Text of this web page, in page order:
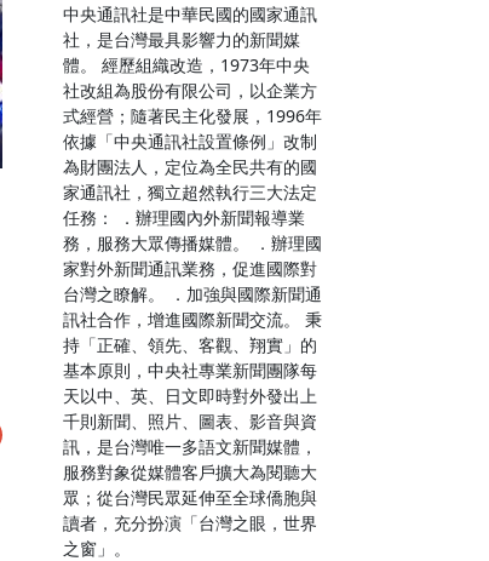
中央通訊社是中華民國的國家通訊
社，是台灣最具影響力的新聞媒
體。 經歷組織改造，1973年中央
社改組為股份有限公司，以企業方
式經營；隨著民主化發展，1996年
依據「中央通訊社設置條例」改制
為財團法人，定位為全民共有的國
家通訊社，獨立超然執行三大法定
任務： ．辦理國內外新聞報導業
務，服務大眾傳播媒體。 ．辦理國
家對外新聞通訊業務，促進國際對
台灣之瞭解。 ．加強與國際新聞通
訊社合作，增進國際新聞交流。 秉
持「正確、領先、客觀、翔實」的
基本原則，中央社專業新聞團隊每
天以中、英、日文即時對外發出上
千則新聞、照片、圖表、影音與資
訊，是台灣唯一多語文新聞媒體，
服務對象從媒體客戶擴大為閱聽大
眾；從台灣民眾延伸至全球僑胞與
讀者，充分扮演「台灣之眼，世界
之窗」。